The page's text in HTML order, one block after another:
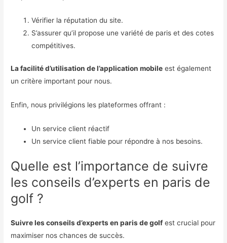
Vérifier la réputation du site.
S’assurer qu’il propose une variété de paris et des cotes
compétitives.
La facilité d’utilisation de l’application mobile est également
un critère important pour nous.
Enfin, nous privilégions les plateformes offrant :
Un service client réactif
Un service client fiable pour répondre à nos besoins.
Quelle est l’importance de suivre
les conseils d’experts en paris de
golf ?
Suivre les conseils d’experts en paris de golf est crucial pour
maximiser nos chances de succès.